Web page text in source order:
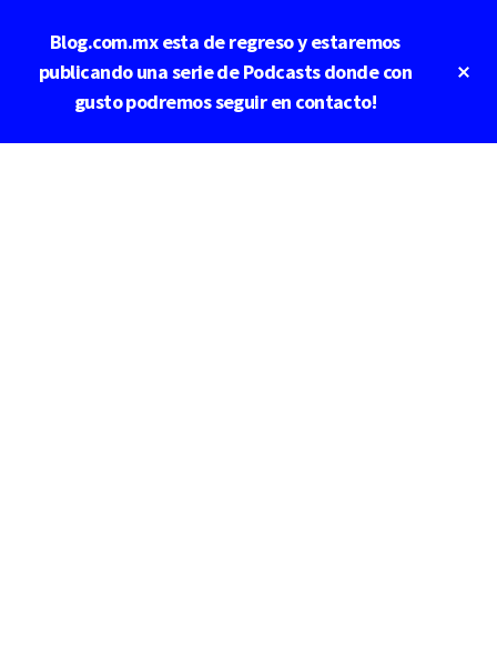
contenido
principal
Blog.com.mx esta de regreso y estaremos
publicando una serie de Podcasts donde con
gusto podremos seguir en contacto!